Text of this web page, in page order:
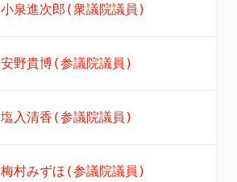
小泉進次郎(衆議院議員)
安野貴博(参議院議員)
塩入清香(参議院議員)
梅村みずほ(参議院議員)